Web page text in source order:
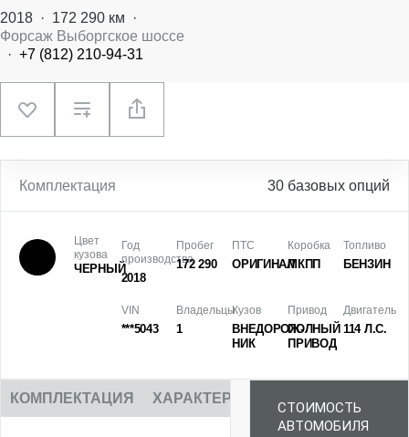
2018 · 172 290 км ·
Форсаж Выборгское шоссе
· +7 (812) 210-94-31
Комплектация 30 базовых опций
Цвет
кузова
ЧЕРНЫЙ
Год
производства
2018
Пробег
172 290
ПТС
ОРИГИНАЛ
Коробка
МКПП
Топливо
БЕНЗИН
VIN
***5043
Владельцы
1
Кузов
ВНЕДОРОЖ­
НИК
Привод
ПОЛНЫЙ
ПРИВОД
Двигатель
114 Л.С.
КОМПЛЕКТАЦИЯ ХАРАКТЕРИСТИКИ
СТОИМОСТЬ
АВТОМОБИЛЯ